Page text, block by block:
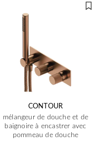
CONTOUR
mélangeur de douche et de
baignoire à encastrer avec
pommeau de douche